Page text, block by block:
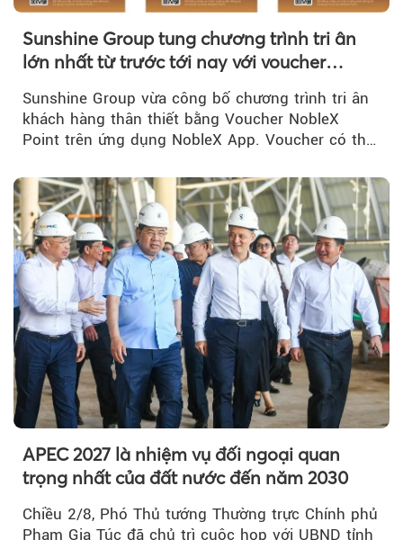
Sunshine Group tung chương trình tri ân
lớn nhất từ trước tới nay với voucher
NobleX Point cho khách hàng thân thiết
Sunshine Group vừa công bố chương trình tri ân
khách hàng thân thiết bằng Voucher NobleX
Point trên ứng dụng NobleX App. Voucher có thể
APEC 2027 là nhiệm vụ đối ngoại quan
trọng nhất của đất nước đến năm 2030
Chiều 2/8, Phó Thủ tướng Thường trực Chính phủ
Phạm Gia Túc đã chủ trì cuộc họp với UBND tỉnh